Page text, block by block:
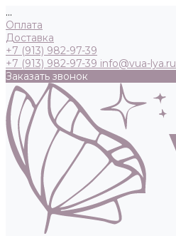
...
Оплата
Доставка
+7 (913) 982-97-39
+7 (913) 982-97-39 info@vua-lya.ru
Заказать звонок